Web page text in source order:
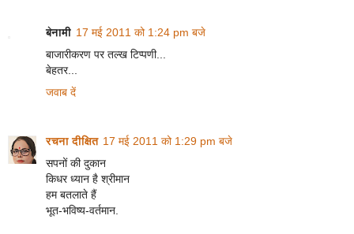
बेनामी 17 मई 2011 को 1:24 pm बजे
बाजारीकरण पर तल्ख टिप्पणी...
बेहतर...
जवाब दें
रचना दीक्षित 17 मई 2011 को 1:29 pm बजे
सपनों की दुकान
किधर ध्यान है श्रीमान
हम बतलाते हैं
भूत-भविष्य-वर्तमान.